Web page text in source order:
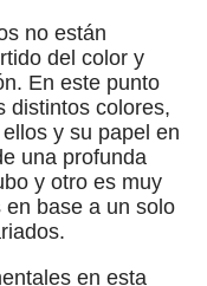
no están
del color y
En este punto
distintos colores,
y su papel en
una profunda
y otro es muy
base a un solo
en esta